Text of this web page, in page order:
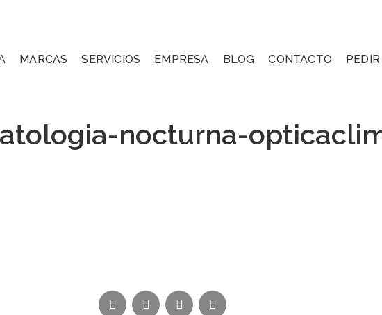
MARCAS SERVICIOS EMPRESA BLOG CONTACTO
nocturna-